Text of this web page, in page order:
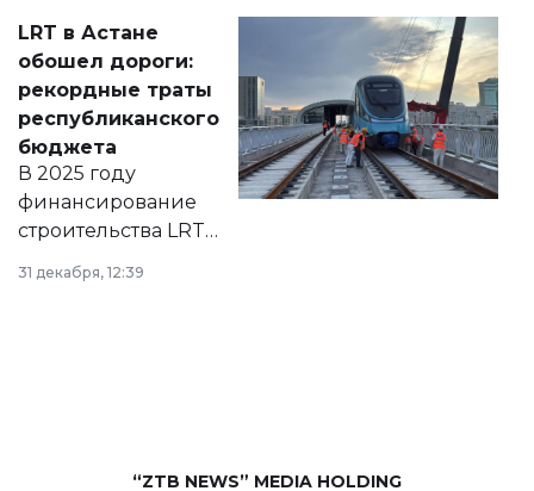
документ
появился в базе
нормативных
правовых актов и
на сайте маслихат
города.
LRT в Астане
обошел дороги:
рекордные траты
республиканского
бюджета
В 2025 году
финансирование
строительства LRT
в Астане из
республиканского
31 декабря, 12:39
“ZTB NEWS” MEDIA HOLDING